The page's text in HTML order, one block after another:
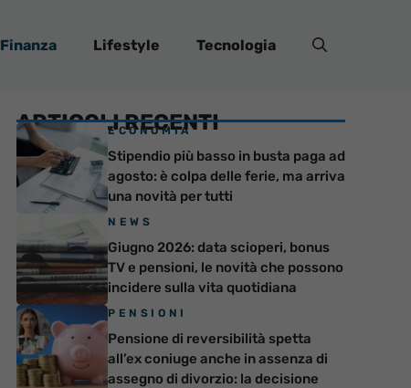
Finanza Lifestyle Tecnologia
ARTICOLI RECENTI
ECONOMIA
Stipendio più basso in busta paga ad
agosto: è colpa delle ferie, ma arriva
una novità per tutti
NEWS
Giugno 2026: data scioperi, bonus
TV e pensioni, le novità che possono
incidere sulla vita quotidiana
PENSIONI
Pensione di reversibilità spetta
all’ex coniuge anche in assenza di
assegno di divorzio: la decisione